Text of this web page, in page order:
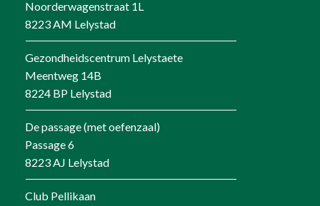
Noorderwagenstraat 1L
8223 AM Lelystad
Gezondheidscentrum Lelystaete
Meentweg 14B
8224 BP Lelystad
De passage (met oefenzaal)
Passage 6
8223 AJ Lelystad
Club Pellikaan